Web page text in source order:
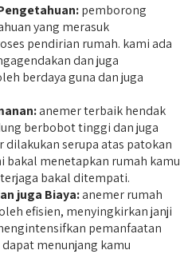
pemborong
yang merasuk
pendirian rumah. kami ada
dan juga
berdaya guna dan juga
anemer terbaik hendak
berbobot tinggi dan juga
serupa atas patokan
bakal menetapkan rumah kamu
bakal ditempati.
juga Biaya:anemer rumah
efisien, menyingkirkan janji
pemanfaatan
menunjang kamu